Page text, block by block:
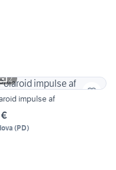
2
impulse af
(PD)